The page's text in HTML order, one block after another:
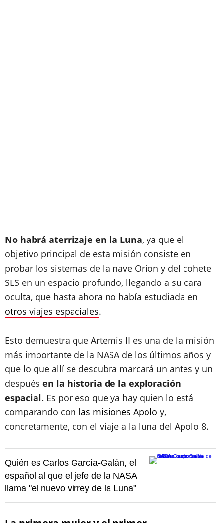
No habrá aterrizaje en la Luna, ya que el
objetivo principal de esta misión consiste en
probar los sistemas de la nave Orion y del cohete
SLS en un espacio profundo, llegando a su cara
oculta, que hasta ahora no había estudiada en
otros viajes espaciales.
Esto demuestra que Artemis II es una de la misión
más importante de la NASA de los últimos años y
que lo que allí se descubra marcará un antes y un
después en la historia de la exploración
espacial. Es por eso que ya hay quien lo está
comparando con las misiones Apolo y,
concretamente, con el viaje a la luna del Apolo 8.
Quién es Carlos García-Galán, el
español al que el jefe de la NASA
llama "el nuevo virrey de la Luna"